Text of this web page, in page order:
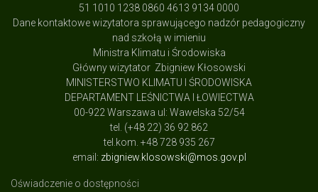
51 1010 1238 0860 4613 9134 0000
Dane kontaktowe wizytatora sprawującego nadzór pedagogiczny
nad szkołą w imieniu
Ministra Klimatu i Środowiska
Główny wizytator Zbigniew Kłosowski
MINISTERSTWO KLIMATU I ŚRODOWISKA
DEPARTAMENT LEŚNICTWA I ŁOWIECTWA
00-922 Warszawa ul: Wawelska 52/54
tel. (+48 22) 36 92 862
tel.kom. +48 728 935 267
email: zbigniew.klosowski@mos.gov.pl
Oświadczenie o dostępności